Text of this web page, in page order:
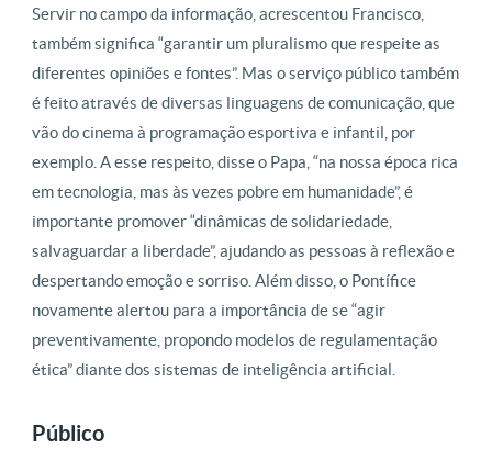
Servir no campo da informação, acrescentou Francisco,
também significa “garantir um pluralismo que respeite as
diferentes opiniões e fontes”. Mas o serviço público também
é feito através de diversas linguagens de comunicação, que
vão do cinema à programação esportiva e infantil, por
exemplo. A esse respeito, disse o Papa, “na nossa época rica
em tecnologia, mas às vezes pobre em humanidade”, é
importante promover “dinâmicas de solidariedade,
salvaguardar a liberdade”, ajudando as pessoas à reflexão e
despertando emoção e sorriso. Além disso, o Pontífice
novamente alertou para a importância de se “agir
preventivamente, propondo modelos de regulamentação
ética” diante dos sistemas de inteligência artificial.
Público